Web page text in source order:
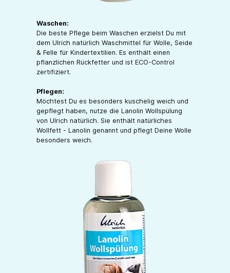
Waschen:
Die beste Pflege beim Waschen erzielst Du mit
dem Ulrich natürlich Waschmittel für Wolle, Seide
& Felle für Kindertextilien. Es enthält einen
pflanzlichen Rückfetter und ist ECO-Control
zertifiziert.
Pflegen:
Möchtest Du es besonders kuschelig weich und
gepflegt haben, nutze die Lanolin Wollspülung
von Ulrich natürlich. Sie enthält natürliches
Wollfett - Lanolin genannt und pflegt Deine Wolle
besonders weich.